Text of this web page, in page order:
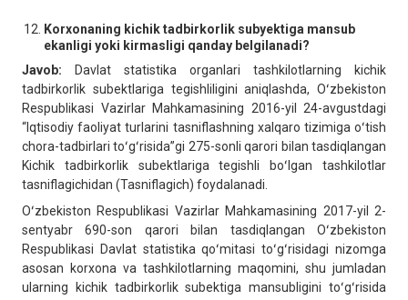
Korxonaning kichik tadbirkorlik subyektiga mansub
ekanligi yoki kirmasligi qanday belgilanadi?
Javob: Davlat statistika organlari tashkilotlarning kichik
tadbirkorlik subektlariga tegishliligini aniqlashda, Oʻzbekiston
Respublikasi Vazirlar Mahkamasining 2016-yil 24-avgustdagi
“Iqtisodiy faoliyat turlarini tasniflashning xalqaro tizimiga oʻtish
chora-tadbirlari toʻgʻrisida”gi 275-sonli qarori bilan tasdiqlangan
Kichik tadbirkorlik subektlariga tegishli boʻlgan tashkilotlar
tasniflagichidan (Tasniflagich) foydalanadi.
Oʻzbekiston Respublikasi Vazirlar Mahkamasining 2017-yil 2-
sentyabr 690-son qarori bilan tasdiqlangan Oʻzbekiston
Respublikasi Davlat statistika qoʻmitasi toʻgʻrisidagi nizomga
asosan korxona va tashkilotlarning maqomini, shu jumladan
ularning kichik tadbirkorlik subektiga mansubligini toʻgʻrisida